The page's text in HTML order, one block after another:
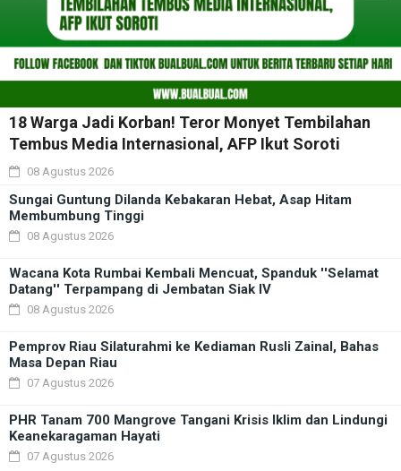
18 Warga Jadi Korban! Teror Monyet Tembilahan
Tembus Media Internasional, AFP Ikut Soroti
08 Agustus 2026
Sungai Guntung Dilanda Kebakaran Hebat, Asap Hitam
Membumbung Tinggi
08 Agustus 2026
Wacana Kota Rumbai Kembali Mencuat, Spanduk ''Selamat
Datang'' Terpampang di Jembatan Siak IV
08 Agustus 2026
Pemprov Riau Silaturahmi ke Kediaman Rusli Zainal, Bahas
Masa Depan Riau
07 Agustus 2026
PHR Tanam 700 Mangrove Tangani Krisis Iklim dan Lindungi
Keanekaragaman Hayati
07 Agustus 2026